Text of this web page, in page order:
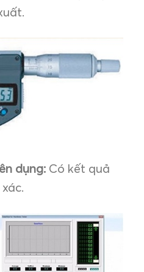
dụng: Có kết quả